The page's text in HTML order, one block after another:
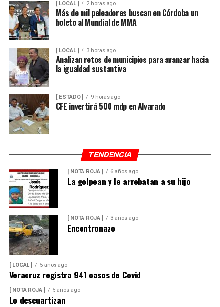
[ LOCAL ] 2 horas ago
Más de mil peleadores buscan en Córdoba un
boleto al Mundial de MMA
[ LOCAL ] 3 horas ago
Analizan retos de municipios para avanzar hacia
la igualdad sustantiva
[ ESTADO ] 9 horas ago
CFE invertirá 500 mdp en Alvarado
TENDENCIA
[ NOTA ROJA ] 6 años ago
La golpean y le arrebatan a su hijo
[ NOTA ROJA ] 3 años ago
Encontronazo
[ LOCAL ] 5 años ago
Veracruz registra 941 casos de Covid
[ NOTA ROJA ] 5 años ago
Lo descuartizan